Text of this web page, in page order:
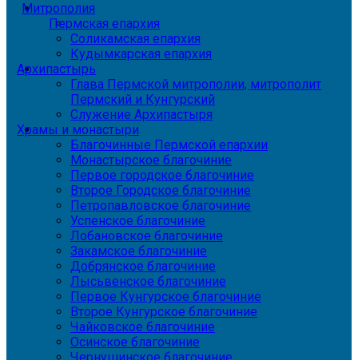
Митрополия
Пермская епархия
Соликамская епархия
Кудымкарская епархия
Архипастырь
Глава Пермской митрополии, митрополит
Пермский и Кунгурский
Служение Архипастыря
Храмы и монастыри
Благочинные Пермской епархии
Монастырское благочиние
Первое городское благочиние
Второе Городское благочиние
Петропавловское благочиние
Успенское благочиние
Лобановское благочиние
Закамское благочиние
Добрянское благочиние
Лысьвенское благочиние
Первое Кунгурское благочиние
Второе Кунгурское благочиние
Чайковское благочиние
Осинское благочиние